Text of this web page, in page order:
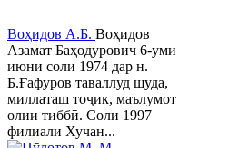
Воҳидов А.Б. Воҳидов
Азамат Баҳодурович 6-уми
июни соли 1974 дар н.
Б.Ғафуров таваллуд шуда,
миллаташ тоҷик, маълумот
олии тиббӣ. Соли 1997
филиали Хучан...